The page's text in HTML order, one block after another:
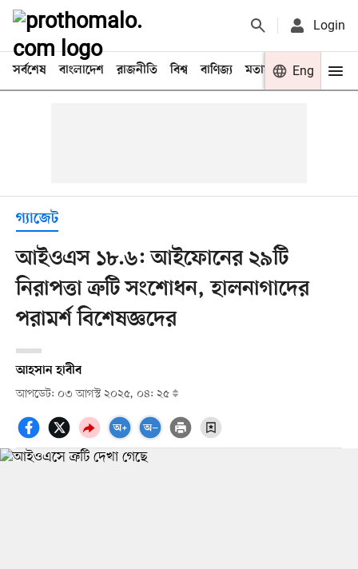
Login
সর্বশেষ বাংলাদেশ রাজনীতি বিশ্ব বাণিজ্য মতামত খেলা
Eng
গ্যাজেট
আইওএস ১৮.৬: আইফোনের ২৯টি
নিরাপত্তা ত্রুটি সংশোধন, হালনাগাদের
পরামর্শ বিশেষজ্ঞদের
আহসান হাবীব
আপডেট: ০৩ আগস্ট ২০২৫, ০৪: ২৫